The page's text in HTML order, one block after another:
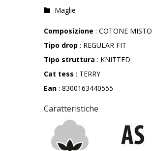
Maglie
Composizione : COTONE MISTO
Tipo drop : REGULAR FIT
Tipo struttura : KNITTED
Cat tess : TERRY
Ean : 8300163440555
Caratteristiche